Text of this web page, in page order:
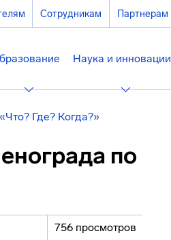
Сотрудникам Партнерам
Наука и инновации
Где? Когда?»
по
756 просмотров